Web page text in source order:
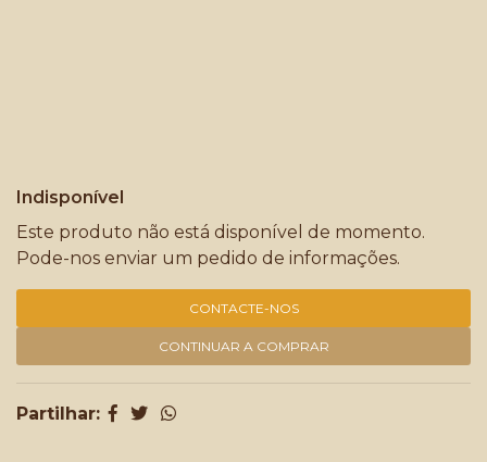
Indisponível
Este produto não está disponível de momento.
Pode-nos enviar um pedido de informações.
CONTACTE-NOS
CONTINUAR A COMPRAR
Partilhar: